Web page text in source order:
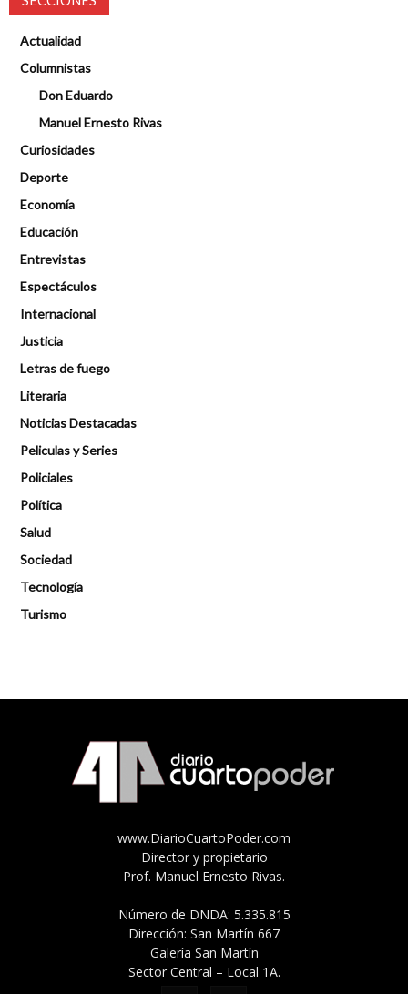
Actualidad
Columnistas
Don Eduardo
Manuel Ernesto Rivas
Curiosidades
Deporte
Economía
Educación
Entrevistas
Espectáculos
Internacional
Justicia
Letras de fuego
Literaria
Noticias Destacadas
Peliculas y Series
Policiales
Política
Salud
Sociedad
Tecnología
Turismo
www.DiarioCuartoPoder.com
Director y propietario
Prof. Manuel Ernesto Rivas.
Número de DNDA: 5.335.815
Dirección: San Martín 667
Galería San Martín
Sector Central – Local 1A.